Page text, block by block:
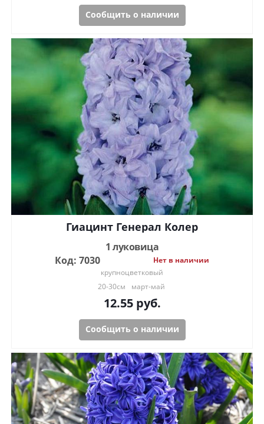
Сообщить о наличии
Гиацинт Генерал Колер
1 луковица
Код: 7030
Нет в наличии
крупноцветковый
20-30см
март-май
12.55руб.
Сообщить о наличии